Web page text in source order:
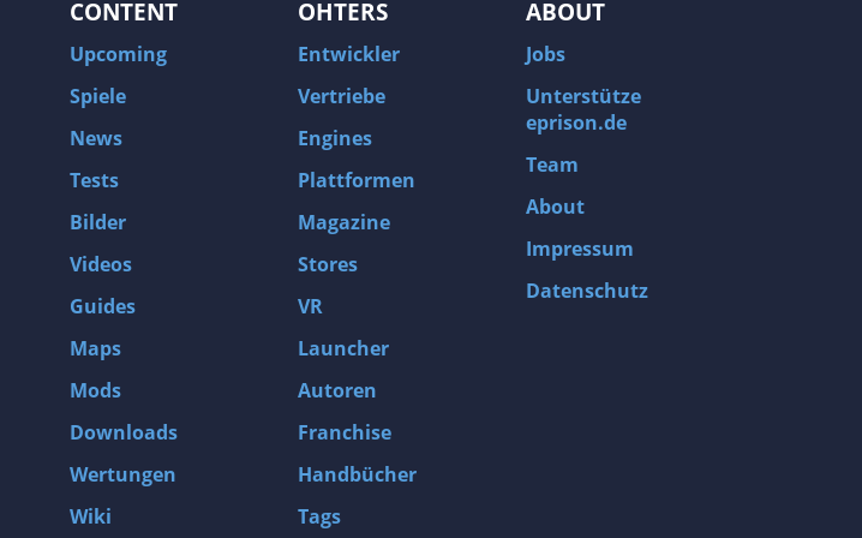
CONTENT
Upcoming
Spiele
News
Tests
Bilder
Videos
Guides
Maps
Mods
Downloads
Wertungen
Wiki
OHTERS
Entwickler
Vertriebe
Engines
Plattformen
Magazine
Stores
VR
Launcher
Autoren
Franchise
Handbücher
Tags
ABOUT
Jobs
Unterstütze
eprison.de
Team
About
Impressum
Datenschutz